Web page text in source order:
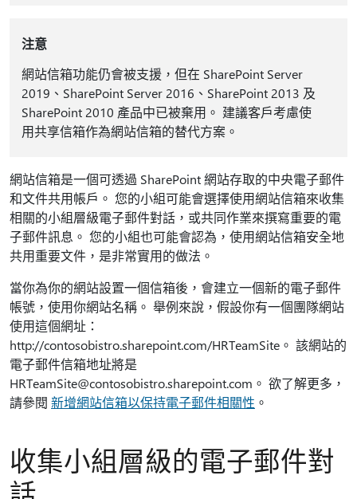
注意
網站信箱功能仍會被支援，但在 SharePoint Server
2019、SharePoint Server 2016、SharePoint 2013 及
SharePoint 2010 產品中已被棄用。 建議客戶考慮使
用共享信箱作為網站信箱的替代方案。
網站信箱是一個可透過 SharePoint 網站存取的中央電子郵件
和文件共用帳戶。 您的小組可能會選擇使用網站信箱來收集
相關的小組層級電子郵件對話，或共同作業來撰寫重要的電
子郵件訊息。 您的小組也可能會認為，使用網站信箱安全地
共用重要文件，是非常實用的做法。
當你為你的網站設置一個信箱後，會建立一個新的電子郵件
帳號，使用你網站名稱。 舉例來說，假設你有一個團隊網站
使用這個網址：
http://contosobistro.sharepoint.com/HRTeamSite。 該網站的
電子郵件信箱地址將是
HRTeamSite@contosobistro.sharepoint.com。 欲了解更多，
請參閱 新增網站信箱以保持電子郵件相關性 。
收集小組層級的電子郵件對